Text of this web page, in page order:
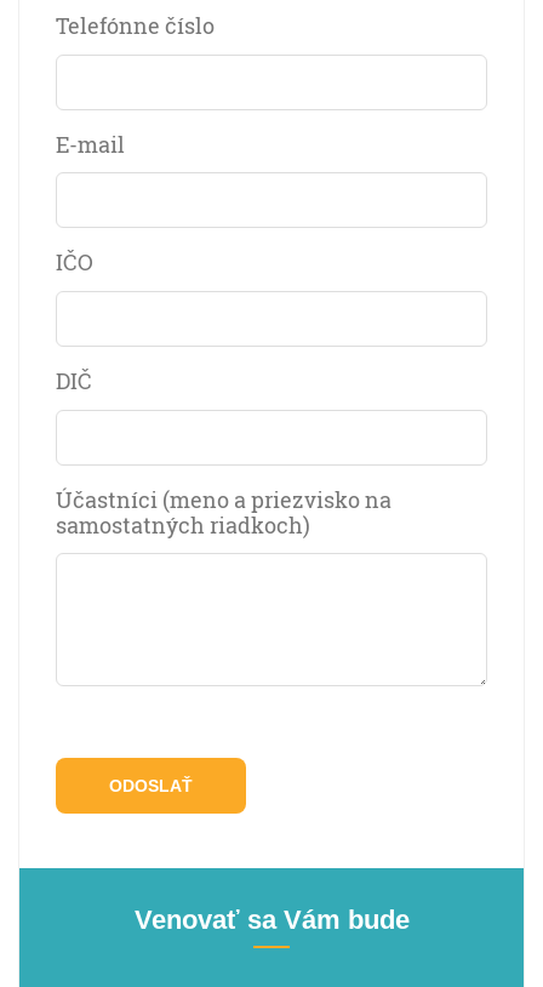
Telefónne číslo
E-mail
IČO
DIČ
Účastníci (meno a priezvisko na
samostatných riadkoch)
Venovať sa Vám bude